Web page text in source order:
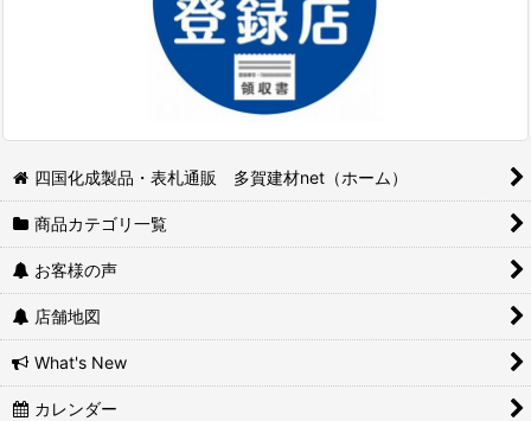
四国化成製品・表札通販 多賀建材net（ホーム）
商品カテゴリ一覧
お客様の声
店舗地図
What's New
カレンダー